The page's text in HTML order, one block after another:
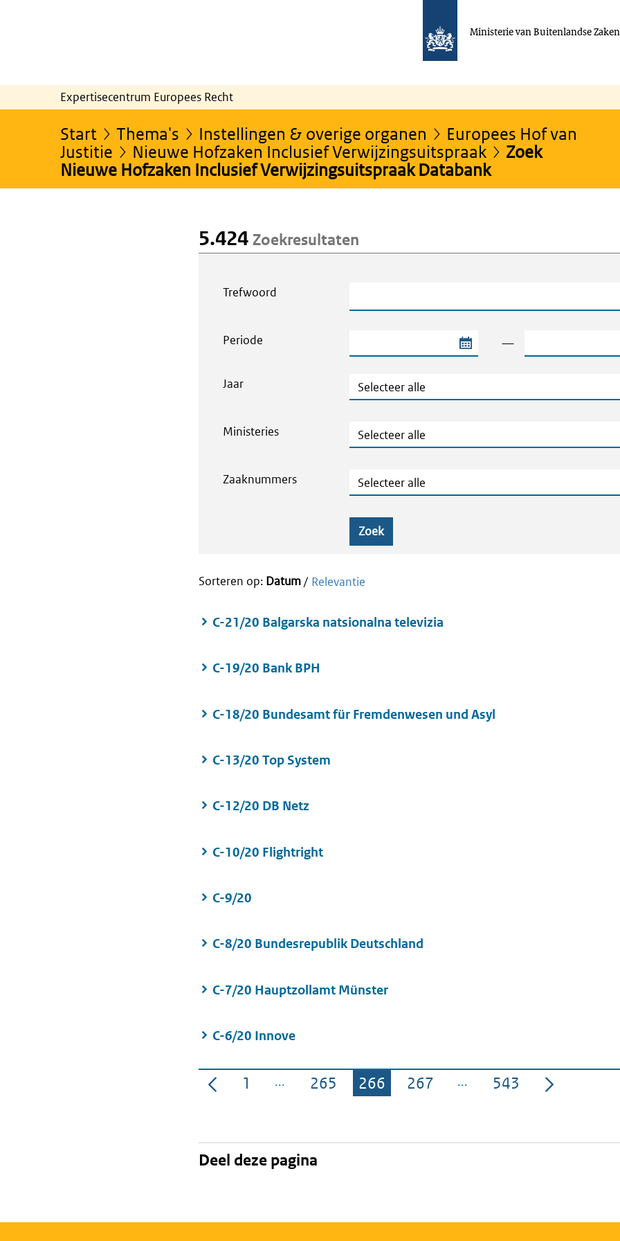
Ministerie van Buitenlandse Zaken
Expertisecentrum Europees Recht
Start Thema's Instellingen & overige organen
Europees Hof van
Justitie
Nieuwe Hofzaken Inclusief Verwijzingsuitspraak
Zoek
Nieuwe Hofzaken Inclusief Verwijzingsuitspraak Databank
5.424 Zoekresultaten
Trefwoord
Periode Begindatum van de periode — Einddatum van de
Jaar Jaar
Ministeries Ministeries
Zaaknummers Zaaknummers
Zoek
Sorteren op: Datum/ Relevantie
C-21/20 Balgarska natsionalna televizia
C-19/20 Bank BPH
C-18/20 Bundesamt für Fremdenwesen und Asyl
C-13/20 Top System
C-12/20 DB Netz
C-10/20 Flightright
C-9/20
C-8/20 Bundesrepublik Deutschland
C-7/20 Hauptzollamt Münster
C-6/20 Innove
Pagina
1 Pagina
265 Pagina
266 Pagina
267 Pagina
543
Deel deze pagina